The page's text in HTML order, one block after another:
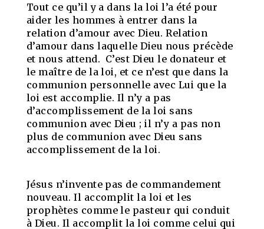
Tout ce qu’il y a dans la loi l’a été pour
aider les hommes à entrer dans la
relation d’amour avec Dieu. Relation
d’amour dans laquelle Dieu nous précède
et nous attend. C’est Dieu le donateur et
le maître de la loi, et ce n’est que dans la
communion personnelle avec Lui que la
loi est accomplie. Il n’y a pas
d’accomplissement de la loi sans
communion avec Dieu ; il n’y a pas non
plus de communion avec Dieu sans
accomplissement de la loi.
Jésus n’invente pas de commandement
nouveau. Il accomplit la loi et les
prophètes comme le pasteur qui conduit
à Dieu. Il accomplit la loi comme celui qui